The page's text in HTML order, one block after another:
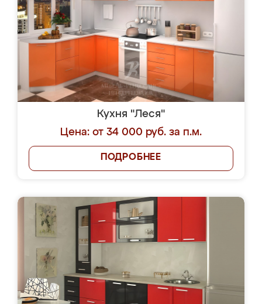
Кухня "Леся"
Цена: от 34 000 руб. за п.м.
ПОДРОБНЕЕ